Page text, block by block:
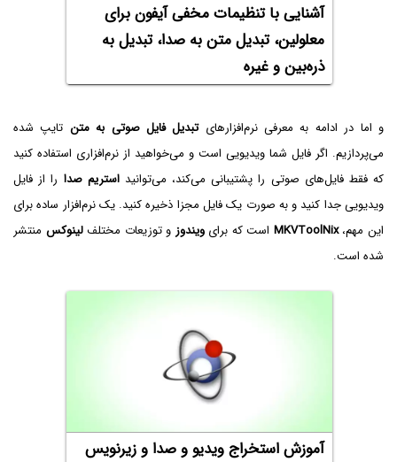
آشنایی با تنظیمات مخفی آیفون برای
معلولین، تبدیل متن به صدا، تبدیل به
ذره‌بین و غیره
و اما در ادامه به معرفی نرم‌افزارهایتبدیل فایل صوتی به متن تایپ شده
می‌پردازیم. اگر فایل شما ویدیویی است و می‌خواهید از نرم‌افزاری استفاده کنید
که فقط فایل‌های صوتی را پشتیبانی می‌کند، می‌توانیداستریم صدا را از فایل
ویدیویی جدا کنید و به صورت یک فایل مجزا ذخیره کنید. یک نرم‌افزار ساده برای
این مهم،MKVToolNix است که برایویندوز و توزیعات مختلفلینوکس منتشر
شده است.
آموزش استخراج ویدیو و صدا و زیرنویس